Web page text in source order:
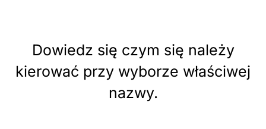
Dowiedz się czym się należy
kierować przy wyborze właściwej
nazwy.